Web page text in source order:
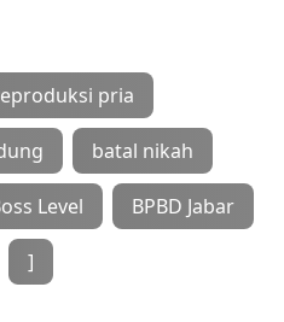
pria
batal nikah
Level BPBD Jabar
]